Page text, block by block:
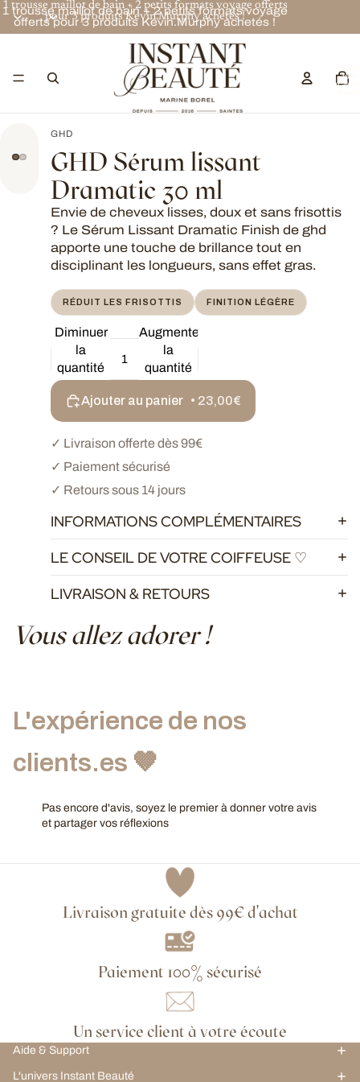
1 trousse maillot de bain + 2 petits formats voyage
offerts pour 3 produits Kevin.Murphy achetés !
1 trousse maillot de bain + 2 petits formats voyage offerts
pour 3 produits Kevin.Murphy achetés !
total
GHD
GHD Sérum lissant
Dramatic 30 ml
Envie de cheveux lisses, doux et sans frisottis
? Le Sérum Lissant Dramatic Finish de ghd
apporte une touche de brillance tout en
disciplinant les longueurs, sans effet gras.
RÉDUIT LES FRISOTTIS FINITION LÉGÈRE
Diminuer
la
quantité
Augmenter
la
quantité
Ajouter au panier • 23,00€
✓ Livraison offerte dès 99€
✓ Paiement sécurisé
✓ Retours sous 14 jours
INFORMATIONS COMPLÉMENTAIRES
LE CONSEIL DE VOTRE COIFFEUSE ♡
LIVRAISON & RETOURS
Vous allez adorer !
L'expérience de nos
clients.es 🤎
Pas encore d'avis, soyez le premier à donner votre avis
et partager vos réflexions
Livraison gratuite dès 99€ d'achat
Paiement 100% sécurisé
Un service client à votre écoute
Aide & Support
L'univers Instant Beauté